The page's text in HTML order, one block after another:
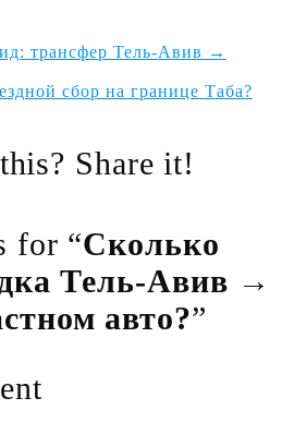
трансфер Тель-Авив →
сбор на границе Таба?
Share it!
for “Сколько
Тель-Авив →
авто?”